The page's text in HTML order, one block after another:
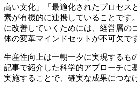
高い文化」「最適化されたプロセス
素が有機的に連携していることです
に改善していくためには、経営層の
体の変革マインドセットが不可欠で
生産性向上は一朝一夕に実現するも
記事で紹介した科学的アプローチに
実施することで、確実な成果につな